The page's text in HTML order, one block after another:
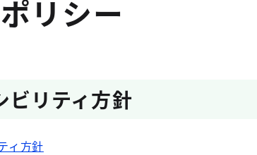
リシー
ビリティ方針
ィ方針